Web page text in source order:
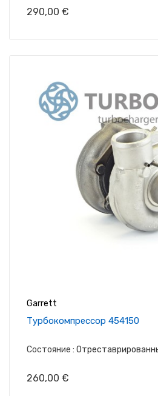
Цена
290,00 €
Garrett
Tурбокомпрессор 454150
Состояние :
Цена
260,00 €